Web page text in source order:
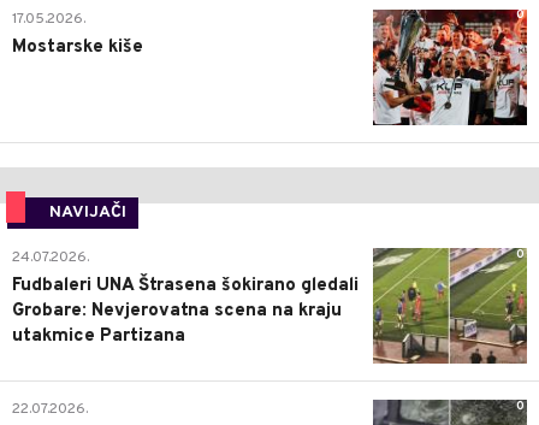
0
17.05.2026.
Mostarske kiše
NAVIJAČI
0
24.07.2026.
Fudbaleri UNA Štrasena šokirano gledali
Grobare: Nevjerovatna scena na kraju
utakmice Partizana
0
22.07.2026.